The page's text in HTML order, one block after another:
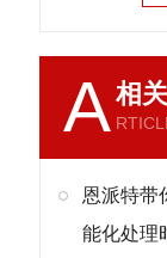
A相
恩派特带
能化处理